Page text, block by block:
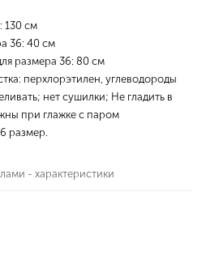
130 см
36: 40 см
размера 36: 80 см
перхлорэтилен, углеводороды
нет сушилки; Не гладить в
при глажке с паром
размер.
- характеристики